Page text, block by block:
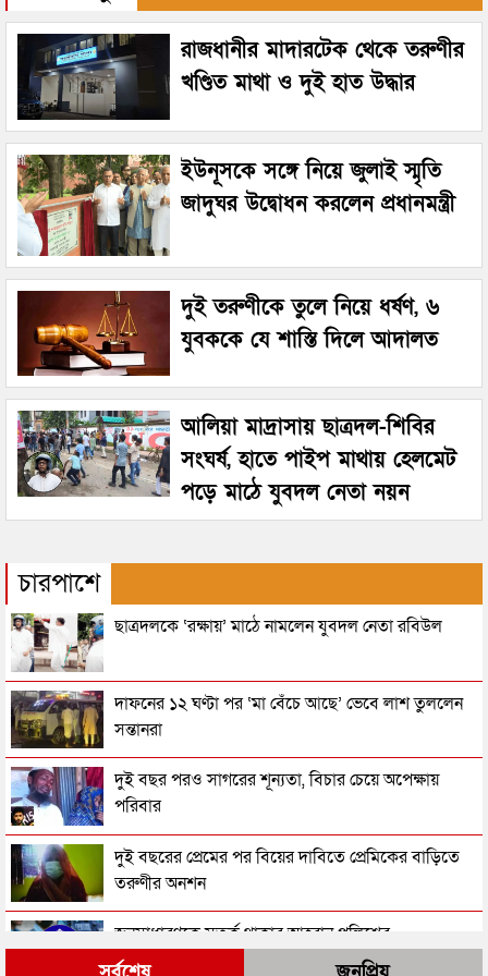
রাজধানীর মাদারটেক থেকে তরুণীর
খণ্ডিত মাথা ও দুই হাত উদ্ধার
ইউনূসকে সঙ্গে নিয়ে জুলাই স্মৃতি
জাদুঘর উদ্বোধন করলেন প্রধানমন্ত্রী
দুই তরুণীকে তুলে নিয়ে ধর্ষণ, ৬
যুবককে যে শাস্তি দিলে আদালত
আলিয়া মাদ্রাসায় ছাত্রদল-শিবির
সংঘর্ষ, হাতে পাইপ মাথায় হেলমেট
পড়ে মাঠে যুবদল নেতা নয়ন
চারপাশে
ছাত্রদলকে ‘রক্ষায়’ মাঠে নামলেন যুবদল নেতা রবিউল
দাফনের ১২ ঘণ্টা পর ‘মা বেঁচে আছে’ ভেবে লাশ তুললেন
সন্তানরা
দুই বছর পরও সাগরের শূন্যতা, বিচার চেয়ে অপেক্ষায়
পরিবার
দুই বছরের প্রেমের পর বিয়ের দাবিতে প্রেমিকের বাড়িতে
তরুণীর অনশন
জনসাধারণকে সতর্ক থাকার আহ্বান পুলিশের